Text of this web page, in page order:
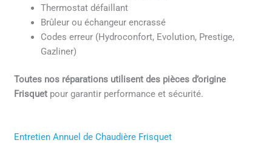
Thermostat défaillant
Brûleur ou échangeur encrassé
Codes erreur (Hydroconfort, Evolution, Prestige,
Gazliner)
Toutes nos réparations utilisent des pièces d’origine
Frisquet pour garantir performance et sécurité.
Entretien Annuel de Chaudière Frisquet